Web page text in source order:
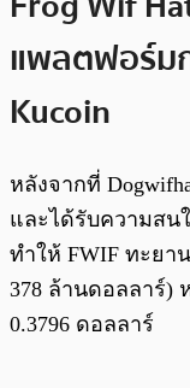
แพลตฟอร์ม
Kucoin
หลังจากที่
และได้รับความสน
ทำให้ FWIF ทะย
378 ล้านดอลลาร์)
0.3796 ดอลลาร์